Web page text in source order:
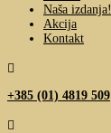
Naša izdanja!
Akcija
Kontakt

+385 (01) 4819 509
